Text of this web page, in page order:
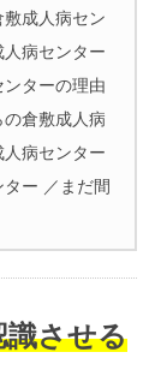
成人病セン
病センター
ターの理由
倉敷成人病
病センター
ー ／まだ間
識させる